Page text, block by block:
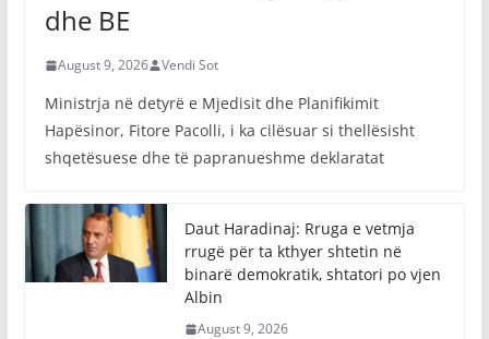
dhe BE
August 9, 2026 Vendi Sot
Ministrja në detyrë e Mjedisit dhe Planifikimit
Hapësinor, Fitore Pacolli, i ka cilësuar si thellësisht
shqetësuese dhe të papranueshme deklaratat
Daut Haradinaj: Rruga e vetmja
rrugë për ta kthyer shtetin në
binarë demokratik, shtatori po vjen
Albin
August 9, 2026